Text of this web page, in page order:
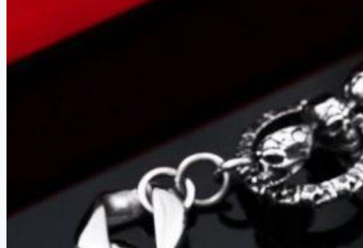
náramek
Barva:
Černá/
Žlutá